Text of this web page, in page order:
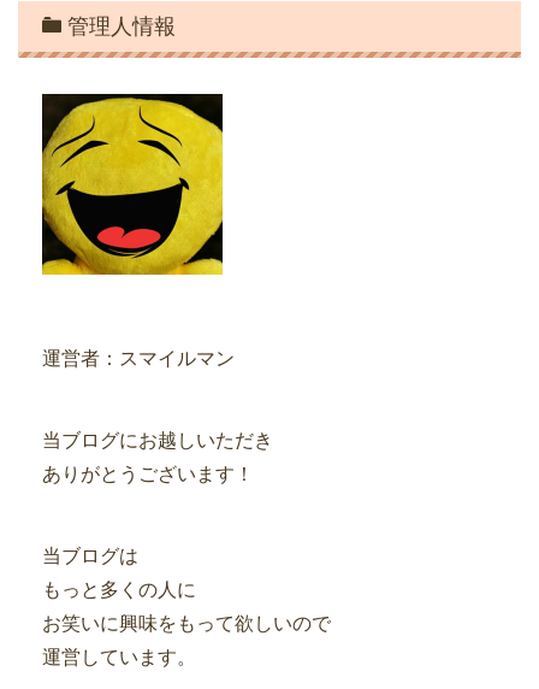
管理人情報
運営者：スマイルマン
当ブログにお越しいただき
ありがとうございます！
当ブログは
もっと多くの人に
お笑いに興味をもって欲しいので
運営しています。